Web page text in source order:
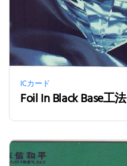
ICカード
Foil In Black Base工法